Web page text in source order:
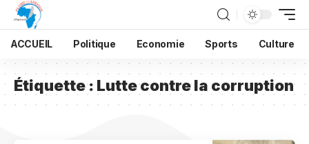
ACCUEIL Politique Economie Sports Culture
Étiquette : Lutte contre la corruption